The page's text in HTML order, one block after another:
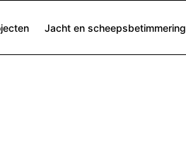
Jacht en scheepsbetimmering